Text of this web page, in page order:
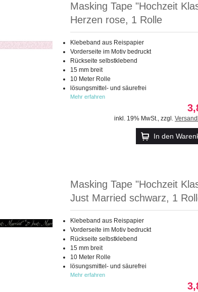
Masking Tape "Hochzeit
Herzen rose, 1 Rolle
Klebeband aus Reispapier
Vorderseite im Motiv bedruckt
Rückseite selbstklebend
15 mm breit
10 Meter Rolle
lösungsmittel- und säurefrei
Mehr erfahren
inkl. 19% MwSt., zzgl.
In den
Masking Tape "Hochzeit
Just Married schwarz, 1
Klebeband aus Reispapier
Vorderseite im Motiv bedruckt
Rückseite selbstklebend
15 mm breit
10 Meter Rolle
lösungsmittel- und säurefrei
Mehr erfahren